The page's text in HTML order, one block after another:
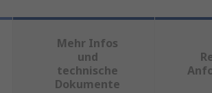
Mehr Infos
und
technische
Dokumente